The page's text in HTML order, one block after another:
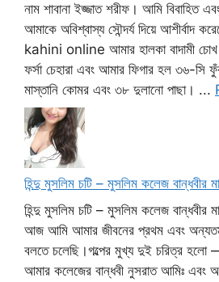
নাম শাবানা ইজ্জাত শরীফ। আমি বিবাহিত
আমাকে অবিশ্বাস্য সৌন্দর্য দিয়ে
kahini online আমার হালকা বাদামী চোখ
ফর্সা চেহারা এবং আমার ফিগার হল ৩৬-
মাস্তানি কোমর এবং ৩৮ দুলানো পাছা। ...
হিন্দু মুসলিম চটি – মুসলিম কলেজ বান্ধবীর
হিন্দু মুসলিম চটি – মুসলিম কলেজ বান্ধবীর
আজ আমি আমার জীবনের প্রথম এবং
বলতে চলেছি।গল্পের মুখ্য দুই চরিত্র হলো
আমার কলেজের বান্ধবী নুসরাত আমিঃ এবং